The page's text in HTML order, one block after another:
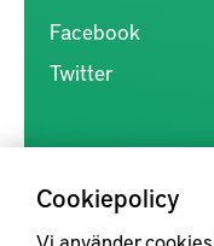
Cookiepolicy
Facebook
Twitter